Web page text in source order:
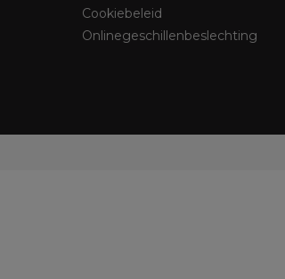
Cookiebeleid
Onlinegeschillenbeslechting